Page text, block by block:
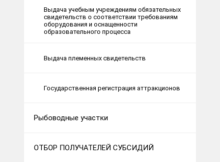
Выдача учебным учреждениям обязательных
свидетельств о соответствии требованиям
оборудования и оснащенности
образовательного процесса
Выдача племенных свидетельств
Государственная регистрация аттракционов
Рыбоводные участки
ОТБОР ПОЛУЧАТЕЛЕЙ СУБСИДИЙ